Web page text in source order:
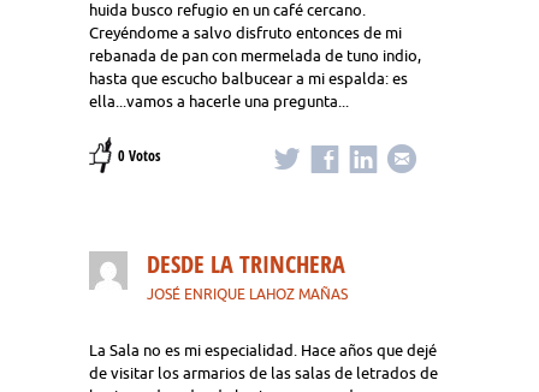
huida busco refugio en un café cercano.
Creyéndome a salvo disfruto entonces de mi
rebanada de pan con mermelada de tuno indio,
hasta que escucho balbucear a mi espalda: es
ella...vamos a hacerle una pregunta...
0 Votos
DESDE LA TRINCHERA
JOSÉ ENRIQUE LAHOZ MAÑAS
La Sala no es mi especialidad. Hace años que dejé
de visitar los armarios de las salas de letrados de